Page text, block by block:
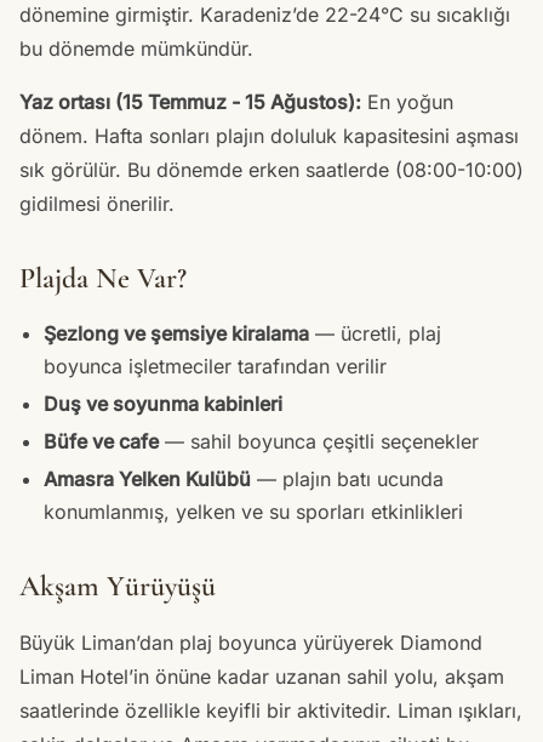
dönemine girmiştir. Karadeniz’de 22-24°C su sıcaklığı
bu dönemde mümkündür.
Yaz ortası (15 Temmuz - 15 Ağustos): En yoğun
dönem. Hafta sonları plajın doluluk kapasitesini aşması
sık görülür. Bu dönemde erken saatlerde (08:00-10:00)
gidilmesi önerilir.
Plajda Ne Var?
Şezlong ve şemsiye kiralama — ücretli, plaj
boyunca işletmeciler tarafından verilir
Duş ve soyunma kabinleri
Büfe ve cafe— sahil boyunca çeşitli seçenekler
Amasra Yelken Kulübü — plajın batı ucunda
konumlanmış, yelken ve su sporları etkinlikleri
Akşam Yürüyüşü
Büyük Liman’dan plaj boyunca yürüyerek Diamond
Liman Hotel’in önüne kadar uzanan sahil yolu, akşam
saatlerinde özellikle keyifli bir aktivitedir. Liman ışıkları,